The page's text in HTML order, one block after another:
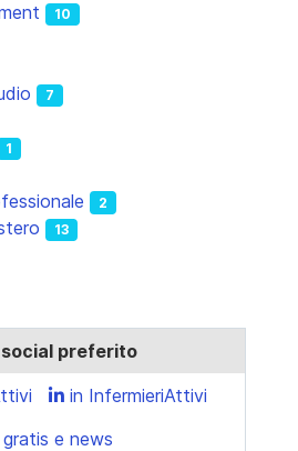
10
7
1
2
13
preferito
in InfermieriAttivi
e news